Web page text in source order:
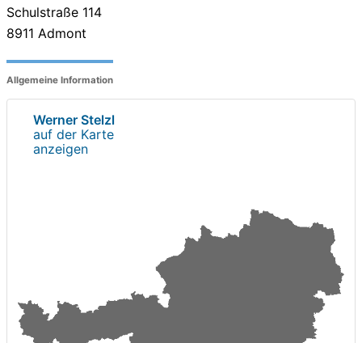
Schulstraße 114
8911 Admont
Allgemeine Information
Werner Stelzl
auf der Karte
anzeigen